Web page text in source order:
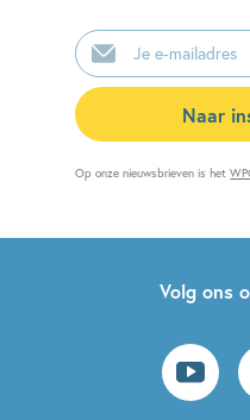
E-
mailadres
Naar
Op onze nieuwsbrieven is het
Volg ons